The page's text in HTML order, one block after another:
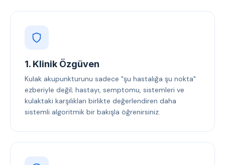
1. Klinik Özgüven
Kulak akupunkturunu sadece "şu hastalığa şu nokta"
ezberiyle değil; hastayı, semptomu, sistemleri ve
kulaktaki karşılıkları birlikte değerlendiren daha
sistemli algoritmik bir bakışla öğrenirsiniz.